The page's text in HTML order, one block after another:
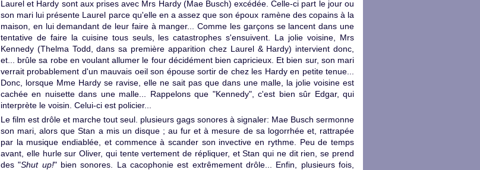
Laurel et Hardy sont aux prises avec Mrs Hardy (Mae Busch) excédée. Celle-ci part le jour ou
son mari lui présente Laurel parce qu'elle en a assez que son époux ramène des copains à la
maison, en lui demandant de leur faire à manger... Comme les garçons se lancent dans une
tentative de faire la cuisine tous seuls, les catastrophes s'ensuivent. La jolie voisine, Mrs
Kennedy (Thelma Todd, dans sa première apparition chez Laurel & Hardy) intervient donc,
et... brûle sa robe en voulant allumer le four décidément bien capricieux. Et bien sur, son mari
verrait probablement d'un mauvais oeil son épouse sortir de chez les Hardy en petite tenue...
Donc, lorsque Mme Hardy se ravise, elle ne sait pas que dans une malle, la jolie voisine est
cachée en nuisette dans une malle... Rappelons que "Kennedy", c'est bien sûr Edgar, qui
interprète le voisin. Celui-ci est policier...
Le film est drôle et marche tout seul. plusieurs gags sonores à signaler: Mae Busch sermonne
son mari, alors que Stan a mis un disque ; au fur et à mesure de sa logorrhée et, rattrapée
par la musique endiablée, et commence à scander son invective en rythme. Peu de temps
avant, elle hurle sur Oliver, qui tente vertement de répliquer, et Stan qui ne dit rien, se prend
des "Shut up!" bien sonores. La cacophonie est extrêmement drôle... Enfin, plusieurs fois,